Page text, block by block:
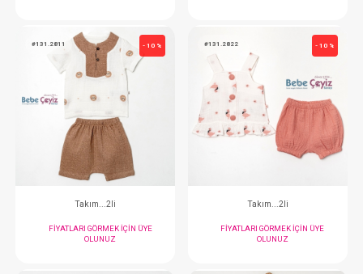
Tulum...
FIYATLARI GÖRMEK IÇIN ÜYE
Takım...2li
OLUNUZ
#131.2811 #131.2822